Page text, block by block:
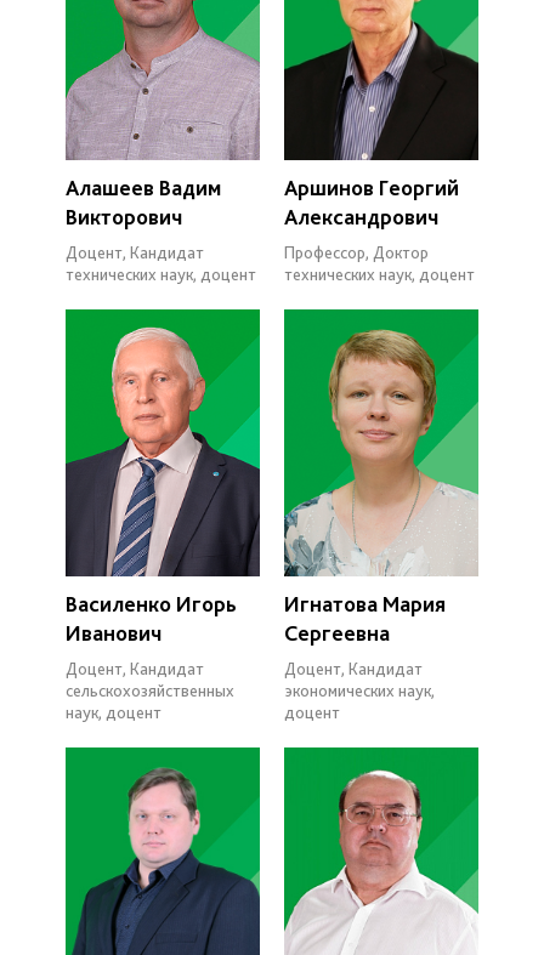
Алашеев Вадим
Викторович
Доцент, Кандидат
технических наук, доцент
Аршинов Георгий
Александрович
Профессор, Доктор
технических наук, доцент
Василенко Игорь
Иванович
Доцент, Кандидат
сельскохозяйственных
наук, доцент
Игнатова Мария
Сергеевна
Доцент, Кандидат
экономических наук,
доцент